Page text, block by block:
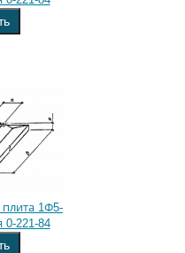
1Ф5-
0-221-84